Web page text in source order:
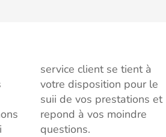
service client se tient à
votre disposition pour le
suii de vos prestations et
repond à vos moindre
questions.